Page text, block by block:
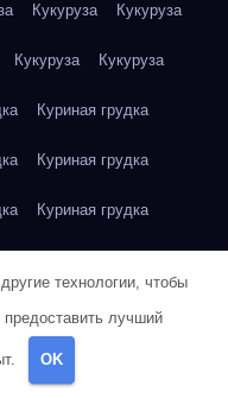
Кукуруза Кукуруза
Кукуруза Кукуруза
Куриная грудка
Куриная грудка
Куриная грудка
Куриное яйцо
яйцо
технологии, чтобы
лучший
OK